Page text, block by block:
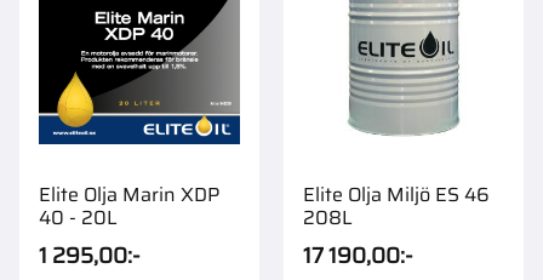
Elite Olja Marin XDP
40 - 20L
1 295,00:-
Elite Olja Miljö ES 46
208L
17 190,00:-